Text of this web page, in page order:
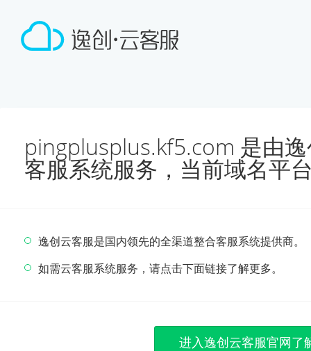
pingplusplus.kf5.com 是由
客服系统服务，当前域名平
逸创云客服是国内领先的全渠道整合客服系统提供商。
如需云客服系统服务，请点击下面链接了解更多。
进入逸创云客服官网了